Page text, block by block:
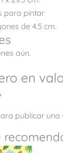
para pintar
de 4.5 cm.
aún.
en
publicar una